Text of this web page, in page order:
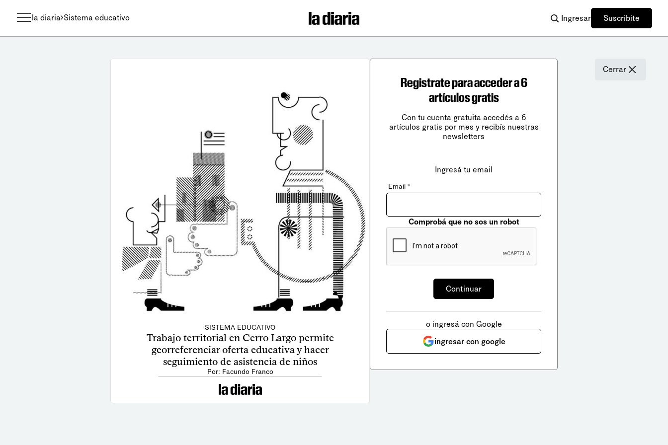
la diaria Sistema educativo Ingresar Suscribite
SISTEMA EDUCATIVO
Trabajo territorial en Cerro Largo permite
georreferenciar oferta educativa y hacer
seguimiento de asistencia de niños
Por: Facundo Franco
Cerrar
Registrate para acceder a 6
artículos gratis
Con tu cuenta gratuita accedés a 6
artículos gratis por mes y recibís nuestras
newsletters
Ingresá tu email
Email *
Comprobá que no sos un robot
o ingresá con Google
ingresar con google